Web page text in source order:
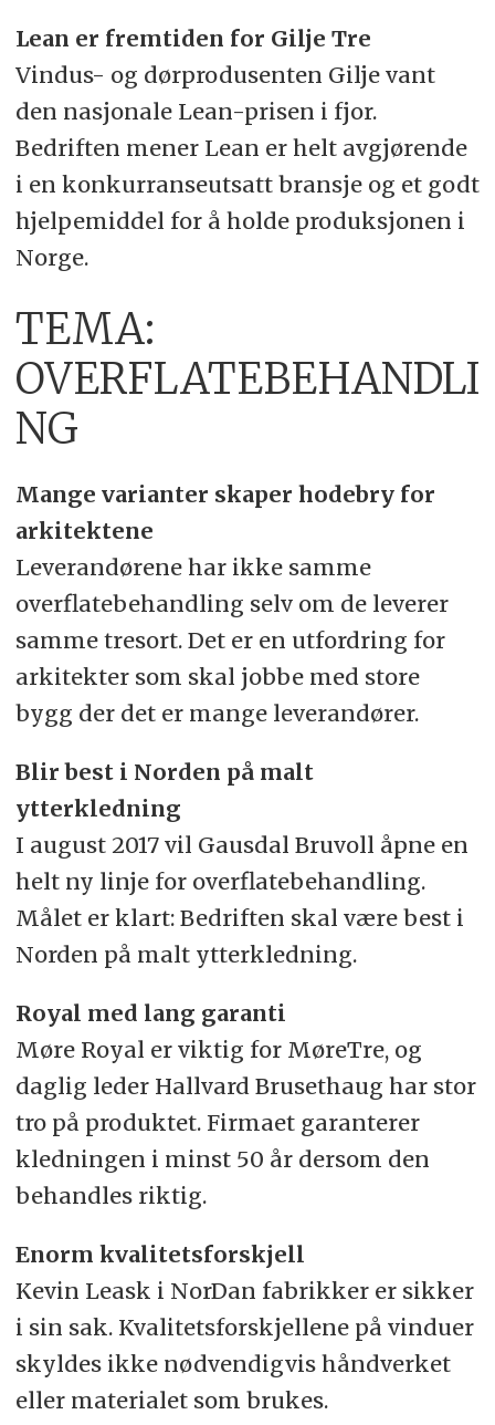
Lean er fremtiden for Gilje Tre
Vindus- og dørprodusenten Gilje vant
den nasjonale Lean-prisen i fjor.
Bedriften mener Lean er helt avgjørende
i en konkurranseutsatt bransje og et godt
hjelpemiddel for å holde produksjonen i
Norge.
TEMA:
OVERFLATEBEHANDLI
NG
Mange varianter skaper hodebry for
arkitektene
Leverandørene har ikke samme
overflatebehandling selv om de leverer
samme tresort. Det er en utfordring for
arkitekter som skal jobbe med store
bygg der det er mange leverandører.
Blir best i Norden på malt
ytterkledning
I august 2017 vil Gausdal Bruvoll åpne en
helt ny linje for overflatebehandling.
Målet er klart: Bedriften skal være best i
Norden på malt ytterkledning.
Royal med lang garanti
Møre Royal er viktig for MøreTre, og
daglig leder Hallvard Brusethaug har stor
tro på produktet. Firmaet garanterer
kledningen i minst 50 år dersom den
behandles riktig.
Enorm kvalitetsforskjell
Kevin Leask i NorDan fabrikker er sikker
i sin sak. Kvalitetsforskjellene på vinduer
skyldes ikke nødvendigvis håndverket
eller materialet som brukes.